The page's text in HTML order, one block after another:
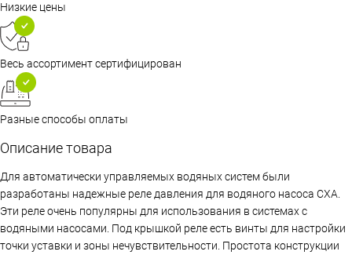
Низкие цены
Весь ассортимент сертифицирован
Разные способы оплаты
Описание товара
Для автоматически управляемых водяных систем были
разработаны надежные реле давления для водяного насоса CXA.
Эти реле очень популярны для использования в системах с
водяными насосами. Под крышкой реле есть винты для настройки
точки уставки и зоны нечувствительности. Простота конструкции